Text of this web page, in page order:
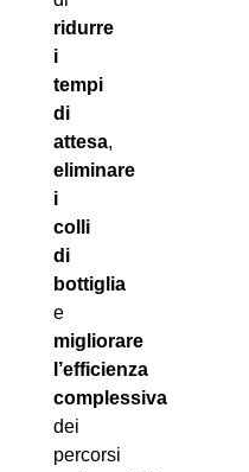
ridurre
i
tempi
di
attesa,
eliminare
i
colli
di
bottiglia
e
migliorare
l’efficienza
complessiva
dei
percorsi